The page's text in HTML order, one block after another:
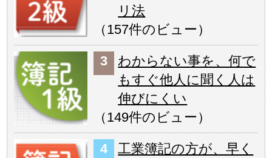
リ法
（157件のビュー ）
わからない事を、何で
もすぐ他人に聞く人は
伸びにくい
（149件のビュー ）
工業簿記の方が、早く